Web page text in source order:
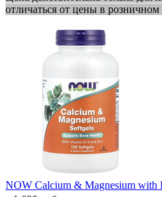
отличаться от цены в розничном
NOW Calcium & Magnesium with